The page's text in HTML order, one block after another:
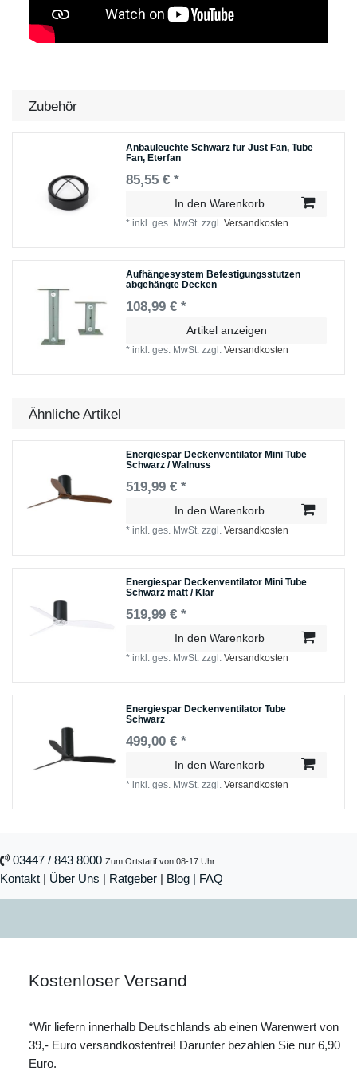
Zubehör
Anbauleuchte Schwarz für Just Fan, Tube
Fan, Eterfan
85,55 € *
In den Warenkorb
*inkl. ges. MwSt. zzgl.Versandkosten
Aufhängesystem Befestigungsstutzen
abgehängte Decken
108,99 € *
Artikel anzeigen
*inkl. ges. MwSt. zzgl.Versandkosten
Ähnliche Artikel
Energiespar Deckenventilator Mini Tube
Schwarz / Walnuss
519,99 € *
In den Warenkorb
*inkl. ges. MwSt. zzgl.Versandkosten
Energiespar Deckenventilator Mini Tube
Schwarz matt / Klar
519,99 € *
In den Warenkorb
*inkl. ges. MwSt. zzgl.Versandkosten
Energiespar Deckenventilator Tube
Schwarz
499,00 € *
In den Warenkorb
*inkl. ges. MwSt. zzgl.Versandkosten
03447 / 843 8000 Zum Ortstarif von 08-17 Uhr
Kontakt | Über Uns | Ratgeber | Blog | FAQ
Kostenloser Versand
*Wir liefern innerhalb Deutschlands ab einen Warenwert von
39,- Euro versandkostenfrei! Darunter bezahlen Sie nur 6,90
Euro.